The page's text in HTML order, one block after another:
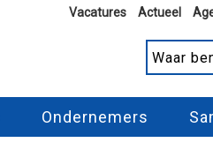
Vacatures Actueel
Ondernemers